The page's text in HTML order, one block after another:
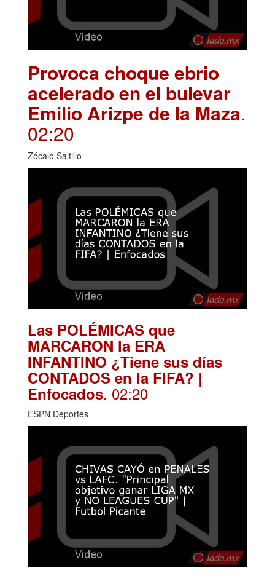
Provoca choque ebrio
acelerado en el bulevar
Emilio Arizpe de la Maza.
02:20
Zócalo Saltillo
Las POLÉMICAS que
MARCARON la ERA
INFANTINO ¿Tiene sus días
CONTADOS en la FIFA? |
Enfocados. 02:20
ESPN Deportes